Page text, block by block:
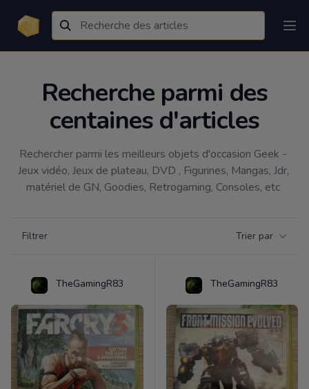
Recherche parmi des
centaines d'articles
Rechercher parmi les meilleurs objets d'occasion Geek -
Jeux vidéo, Jeux de plateau, DVD , Figurines, Mangas, Jdr,
matériel de GN, Goodies, Retrogaming, Consoles, etc
Filtrer Trier par
TheGamingR83 TheGamingR83